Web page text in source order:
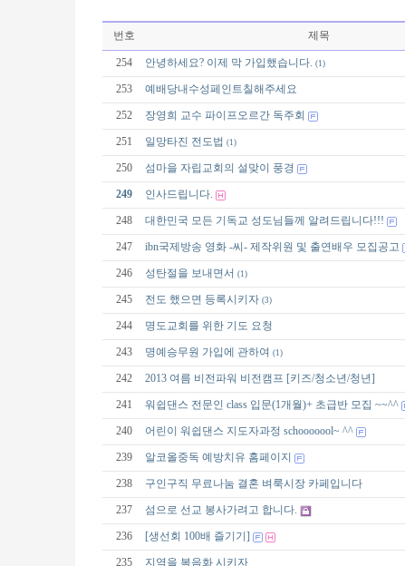
번호 제목
254 안녕하세요? 이제 막 가입했습니다. (1)
253 예배당내수성페인트칠해주세요
252 장영희 교수 파이프오르간 독주회
251 일망타진 전도법 (1)
250 섬마을 자립교회의 설맞이 풍경
249 인사드립니다.
248 대한민국 모든 기독교 성도님들께 알려드립니다!!!
247 ibn국제방송 영화 -씨- 제작위원 및 출연배우 모집공고
246 성탄절을 보내면서 (1)
245 전도 했으면 등록시키자 (3)
244 명도교회를 위한 기도 요청
243 명예승무원 가입에 관하여 (1)
242 2013 여름 비전파워 비전캠프 [키즈/청소년/청년]
241 워쉽댄스 전문인 class 입문(1개월)+ 초급반 모집 ~~^^
240 어린이 워쉽댄스 지도자과정 schooooool~ ^^
239 알코올중독 예방치유 홈페이지
238 구인구직 무료나눔 결혼 벼룩시장 카페입니다
237 섬으로 선교 봉사가려고 합니다.
236 [생선회 100배 즐기기]
235 지역을 복음화 시키자